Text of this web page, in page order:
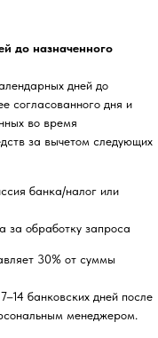
до назначенного
дней до
согласованного дня и
во время
за вычетом следующих
банка/налог или
за обработку запроса
30% от суммы
банковских дней после
менеджером.